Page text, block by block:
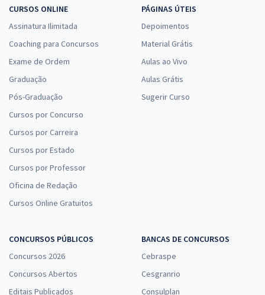
CURSOS ONLINE
Assinatura Ilimitada
Coaching para Concursos
Exame de Ordem
Graduação
Pós-Graduação
Cursos por Concurso
Cursos por Carreira
Cursos por Estado
Cursos por Professor
Oficina de Redação
Cursos Online Gratuitos
PÁGINAS ÚTEIS
Depoimentos
Material Grátis
Aulas ao Vivo
Aulas Grátis
Sugerir Curso
CONCURSOS PÚBLICOS
Concursos 2026
Concursos Abertos
Editais Publicados
BANCAS DE CONCURSOS
Cebraspe
Cesgranrio
Consulplan